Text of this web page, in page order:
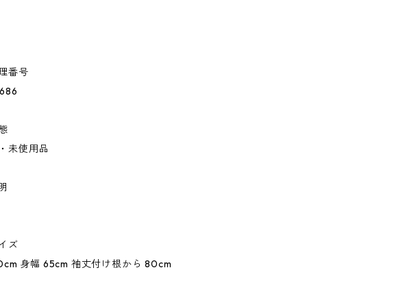
番号
未使用品
ズ
身幅 65cm 袖丈付け根から 80cm